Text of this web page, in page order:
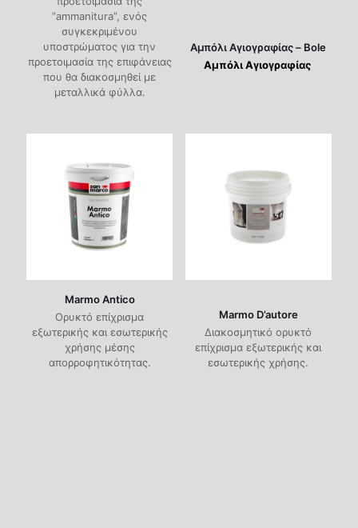
”ammanitura”, ενός
συγκεκριμένου
υποστρώματος για την
προετοιμασία της επιφάνειας
που θα διακοσμηθεί με
μεταλλικά φύλλα.
Αμπόλι Αγιογραφίας – Bole
Αμπόλι Αγιογραφίας
Marmo Antico
Oρυκτό επίχρισμα
εξωτερικής και εσωτερικής
χρήσης μέσης
απορροφητικότητας.
Marmo D’autore
Διακοσμητικό ορυκτό
επίχρισμα εξωτερικής και
εσωτερικής χρήσης.